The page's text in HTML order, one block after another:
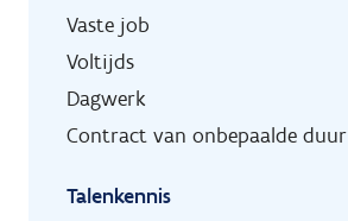
Vaste job
Voltijds
Dagwerk
Contract van onbepaalde duur
Talenkennis